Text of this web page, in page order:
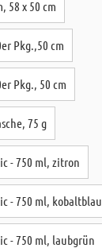
58 x 50 cm
Pkg.,50 cm
Pkg., 50 cm
75 g
- 750 ml, zitron
- 750 ml, kobaltblau
- 750 ml, laubgrün